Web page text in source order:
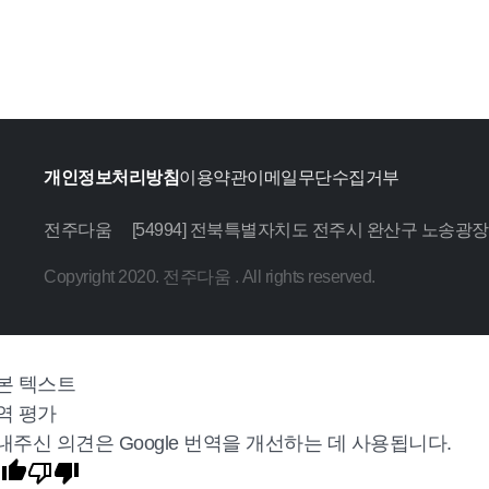
개인정보처리방침이용약관이메일무단수집거부
전주다움 [54994] 전북특별자치도 전주시 완산구 노송광
Copyright 2020. 전주다움 . All rights reserved.
텍스트
평가
주신 의견은 Google 번역을 개선하는 데 사용됩니다.